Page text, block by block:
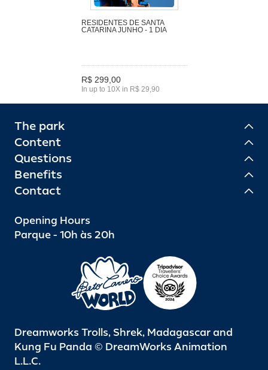
RESIDENTES DE SANTA
CATARINA JUNHO - 1 DIA
R$ 299,00
In up to 10X in R$ 29,90
The park
Content
Questions
Benefits
Contact
Opening Hours
Parque - 10h às 20h
Dreamworks Trolls, Shrek, Madagascar and
Kung Fu Panda © DreamWorks Animation
L.L.C.